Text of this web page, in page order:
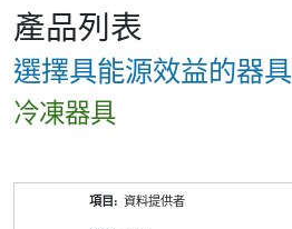
產品列表
選擇具能源效益的器具
冷凍器具
資料提供者